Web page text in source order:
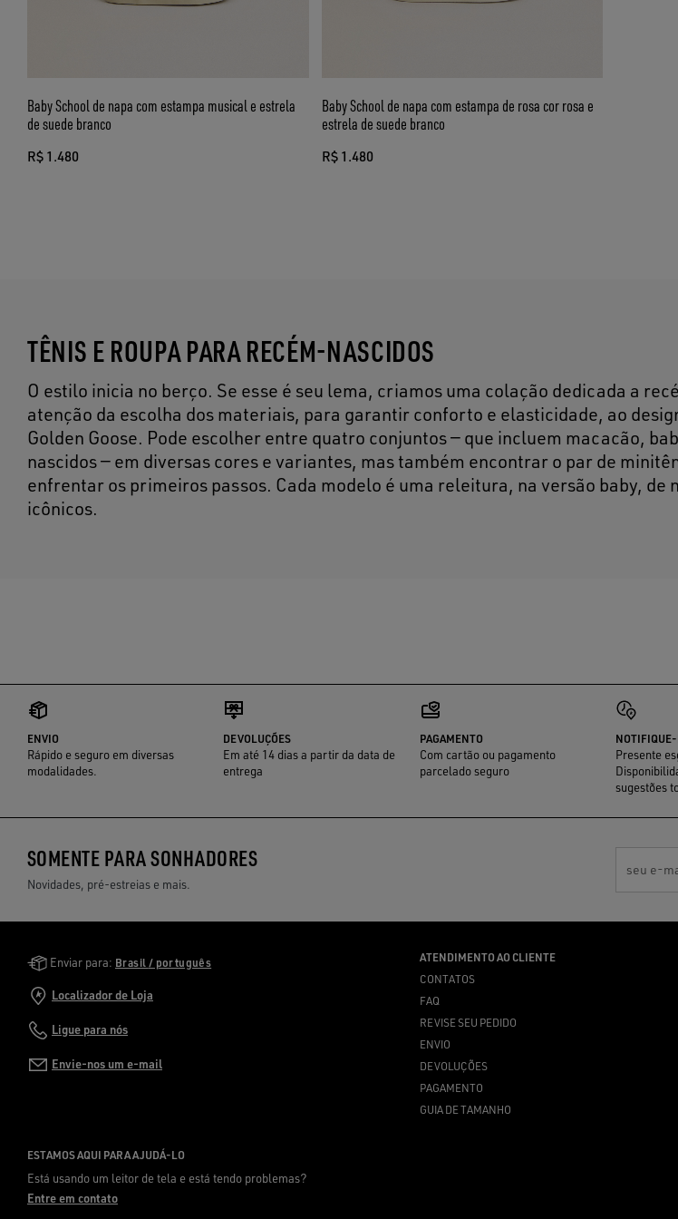
Baby School de napa com estampa musical e estrela
de suede branco
R$ 1.480
Baby School de napa com estampa de rosa cor rosa e
estrela de suede branco
R$ 1.480
TÊNIS E ROUPA PARA RECÉM-NASCIDOS
O estilo inicia no berço. Se esse é seu lema, criamos uma colação dedicada a
atenção da escolha dos materiais, para garantir conforto e elasticidade, ao
Golden Goose. Pode escolher entre quatro conjuntos — que incluem macacão,
nascidos — em diversas cores e variantes, mas também encontrar o par de
enfrentar os primeiros passos. Cada modelo é uma releitura, na versão baby, de
icônicos.
ENVIO
Rápido e seguro em diversas
modalidades.
DEVOLUÇÕES
Em até 14 dias a partir da data de
entrega
PAGAMENTO
Com cartão ou pagamento
parcelado seguro
Presente
sugestões
SOMENTE PARA SONHADORES
Novidades, pré-estreias e mais.
seu e-
Golden Goose Services
Enviar para: Brasil / português
Localizador de Loja
Ligue para nós
Envie-nos um e-mail
ATENDIMENTO AO CLIENTE
CONTATOS
FAQ
REVISE SEU PEDIDO
ENVIO
DEVOLUÇÕES
PAGAMENTO
GUIA DE TAMANHO
ESTAMOS AQUI PARA AJUDÁ-LO
Está usando um leitor de tela e está tendo problemas?
Entre em contato